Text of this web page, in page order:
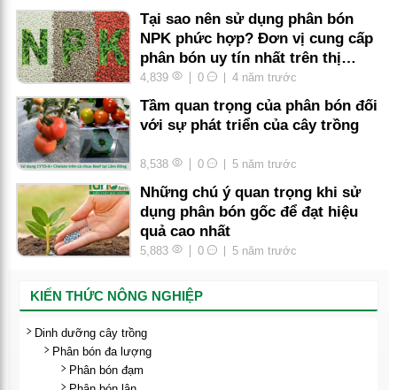
Tại sao nên sử dụng phân bón
NPK phức hợp? Đơn vị cung cấp
phân bón uy tín nhất trên thị
trường?
4,839 0 4 năm trước
Tầm quan trọng của phân bón đối
với sự phát triển của cây trồng
8,538 0 5 năm trước
Những chú ý quan trọng khi sử
dụng phân bón gốc để đạt hiệu
quả cao nhất
5,883 0 5 năm trước
KIẾN THỨC NÔNG NGHIỆP
Dinh dưỡng cây trồng
Phân bón đa lượng
Phân bón đạm